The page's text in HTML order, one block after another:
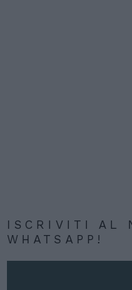
ISCRIVITI AL
WHATSAPP!